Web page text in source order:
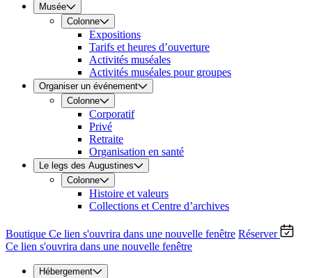
Musée
Colonne
Expositions
Tarifs et heures d’ouverture
Activités muséales
Activités muséales pour groupes
Organiser un événement
Colonne
Corporatif
Privé
Retraite
Organisation en santé
Le legs des Augustines
Colonne
Histoire et valeurs
Collections et Centre d’archives
Boutique Ce lien s'ouvrira dans une nouvelle fenêtre Réserver
Ce lien s'ouvrira dans une nouvelle fenêtre
Hébergement